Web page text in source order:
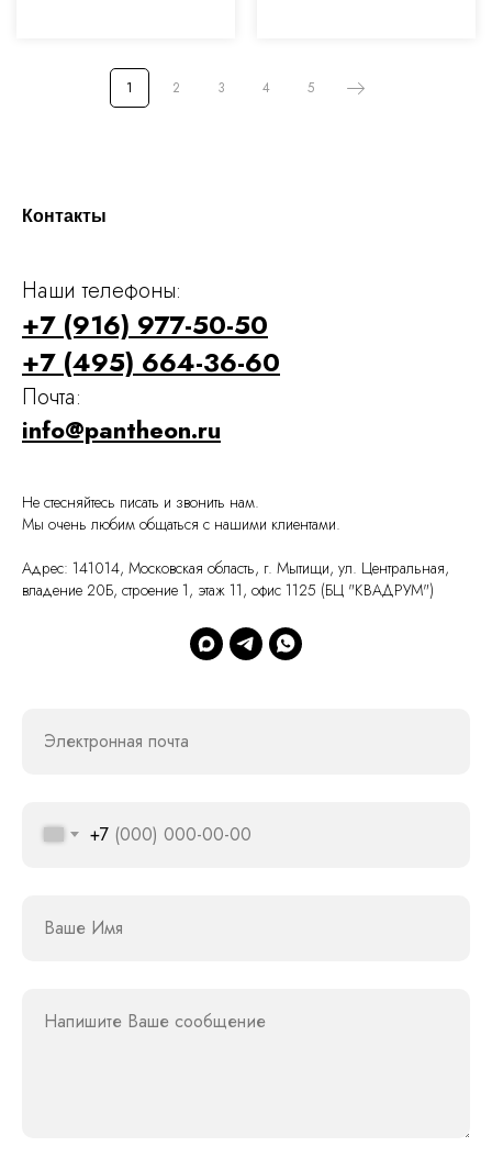
1 2 3 4 5
Контакты
Наши телефоны:
+7 (916) 977-50-50
+7 (495) 664-36-60
Почта:
info@pantheon.ru
Не стесняйтесь писать и звонить нам.
Мы очень любим общаться с нашими клиентами.
Адрес: 141014, Московская область, г. Мытищи, ул. Центральная,
владение 20Б, строение 1, этаж 11, офис 1125 (БЦ "КВАДРУМ")
Электронная почта
+7
Ваше Имя
Напишите Ваше сообщение